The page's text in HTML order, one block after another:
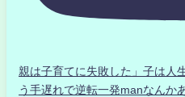
親は子育てに失敗した」子は人
う手遅れで逆転一発manなんか